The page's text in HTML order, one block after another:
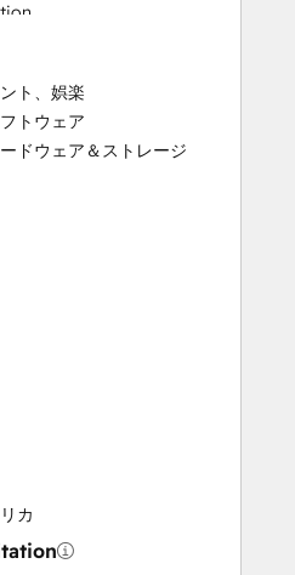
Analysis
Guided Onboarding
Onboarding
Onboarding
Onboarding
Onboarding
Onboarding
Onboarding
ト、娯楽
トウェア
ドウェア＆ストレージ
カ